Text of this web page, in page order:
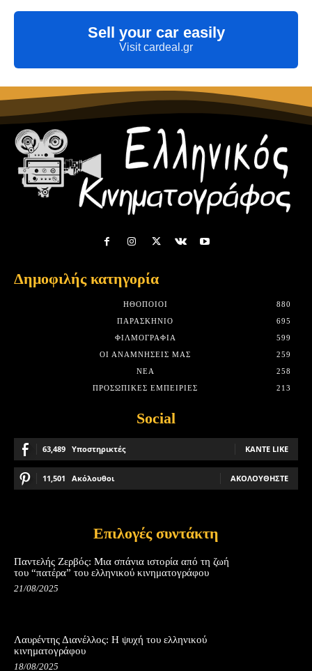
Sell your car easily
Visit cardeal.gr
Δημοφιλής κατηγορία
HΘΟΠΟΙΟΊ
880
ΠΑΡΑΣΚΉΝΙΟ
695
ΦΙΛΜΟΓΡΑΦΊΑ
599
ΟΙ ΑΝΑΜΝΉΣΕΙΣ ΜΑΣ
259
ΝΈΑ
258
ΠΡΟΣΩΠΙΚΈΣ ΕΜΠΕΙΡΊΕΣ
213
Social
63,489 Υποστηρικτές ΚΆΝΤΕ LIKE
11,501 Ακόλουθοι ΑΚΟΛΟΥΘΉΣΤΕ
Επιλογές συντάκτη
Παντελής Ζερβός: Μια σπάνια ιστορία από τη ζωή
του “πατέρα” του ελληνικού κινηματογράφου
21/08/2025
Λαυρέντης Διανέλλος: Η ψυχή του ελληνικού
κινηματογράφου
18/08/2025